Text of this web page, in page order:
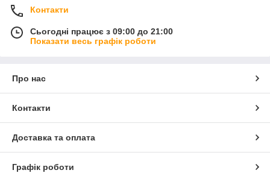
Контакти
Сьогодні працює з 09:00 до 21:00
Показати весь графік роботи
Про нас
Контакти
Доставка та оплата
Графік роботи